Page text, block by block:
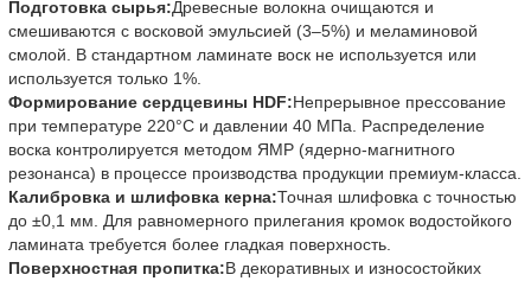
Подготовка сырья:Древесные волокна очищаются и
смешиваются с восковой эмульсией (3–5%) и меламиновой
смолой. В стандартном ламинате воск не используется или
используется только 1%.
Формирование сердцевины HDF:Непрерывное прессование
при температуре 220°C и давлении 40 МПа. Распределение
воска контролируется методом ЯМР (ядерно-магнитного
резонанса) в процессе производства продукции премиум-класса.
Калибровка и шлифовка керна:Точная шлифовка с точностью
до ±0,1 мм. Для равномерного прилегания кромок водостойкого
ламината требуется более гладкая поверхность.
Поверхностная пропитка:В декоративных и износостойких